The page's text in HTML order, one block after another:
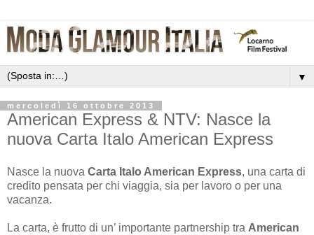
▼
mercoledì 16 ottobre 2013
American Express & NTV: Nasce la
nuova Carta Italo American Express
Nasce la nuova Carta Italo American Express, una carta di
credito pensata per chi viaggia, sia per lavoro o per una
vacanza.
La carta, è frutto di un’ importante partnership tra American